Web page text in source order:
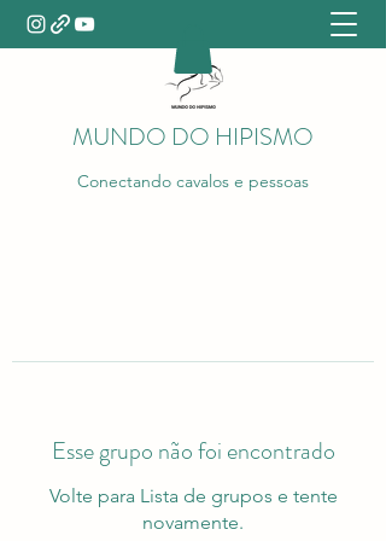
MUNDO DO HIPISMO
Conectando cavalos e pessoas
Esse grupo não foi encontrado
Volte para Lista de grupos e tente
novamente.